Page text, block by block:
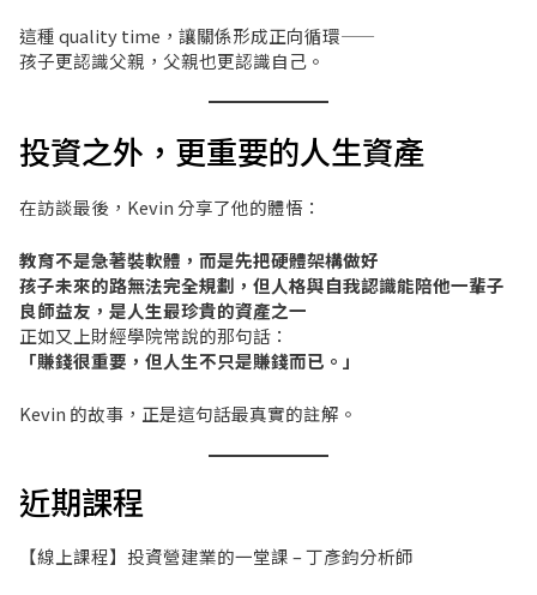
這種 quality time，讓關係形成正向循環——
孩子更認識父親，父親也更認識自己。
投資之外，更重要的人生資產
在訪談最後，Kevin 分享了他的體悟：
教育不是急著裝軟體，而是先把硬體架構做好
孩子未來的路無法完全規劃，但人格與自我認識能陪他一輩子
良師益友，是人生最珍貴的資產之一
正如又上財經學院常說的那句話：
「賺錢很重要，但人生不只是賺錢而已。」
Kevin 的故事，正是這句話最真實的註解。
近期課程
【線上課程】投資營建業的一堂課 – 丁彥鈞分析師